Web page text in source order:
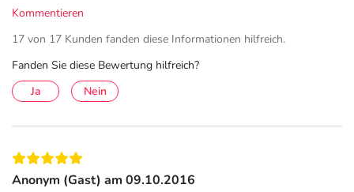
Kommentieren
17 von 17 Kunden fanden diese Informationen hilfreich.
Fanden Sie diese Bewertung hilfreich?
Ja
Nein
Anonym (Gast) am 09.10.2016